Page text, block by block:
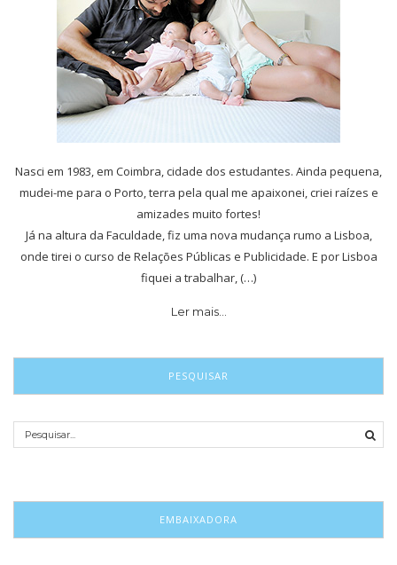
Nasci em 1983, em Coimbra, cidade dos estudantes. Ainda pequena,
mudei-me para o Porto, terra pela qual me apaixonei, criei raízes e
amizades muito fortes!
Já na altura da Faculdade, fiz uma nova mudança rumo a Lisboa,
onde tirei o curso de Relações Públicas e Publicidade. E por Lisboa
fiquei a trabalhar, (…)
Ler mais…
PESQUISAR
EMBAIXADORA